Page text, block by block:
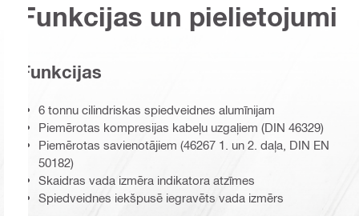
Funkcijas un pielietojumi
Funkcijas
6 tonnu cilindriskas spiedveidnes alumīnijam
Piemērotas kompresijas kabeļu uzgaļiem (DIN 46329)
Piemērotas savienotājiem (46267 1. un 2. daļa, DIN EN
50182)
Skaidras vada izmēra indikatora atzīmes
Spiedveidnes iekšpusē iegravēts vada izmērs